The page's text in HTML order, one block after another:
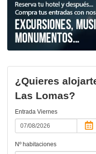
¿Quieres
Las Lomas?
Entrada Viernes
Nº habitaciones